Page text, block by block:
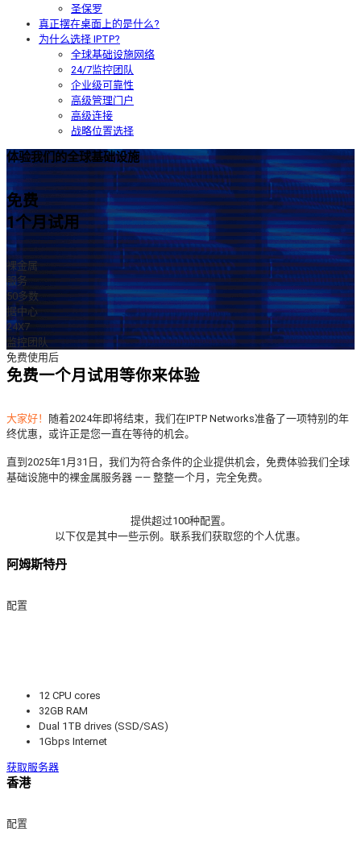
圣保罗
真正摆在桌面上的是什么?
为什么选择 IPTP?
全球基础设施网络
24/7监控团队
企业级可靠性
高级管理门户
高级连接
战略位置选择
体验我们的全球基础设施
免费
1个月试用
裸金属
服务
50多数
据中心
24X7
监控团队
免费使用后
免费一个月试用等你来体验
大家好！
随着2024年即将结束，我们在IPTP Networks准备了一项特别的年
终优惠，或许正是您一直在等待的机会。
直到2025年1月31日，我们为符合条件的企业提供机会，免费体验我们全球
基础设施中的裸金属服务器 —— 整整一个月，完全免费。
提供超过100种配置。
以下仅是其中一些示例。联系我们获取您的个人优惠。
阿姆斯特丹
配置
12 CPU cores
32GB RAM
Dual 1TB drives (SSD/SAS)
1Gbps Internet
获取服务器
香港
配置